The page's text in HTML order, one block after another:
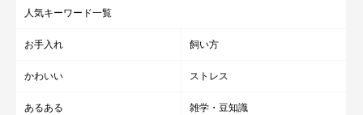
人気キーワード一覧
お手入れ 飼い方
かわいい ストレス
あるある 雑学・豆知識